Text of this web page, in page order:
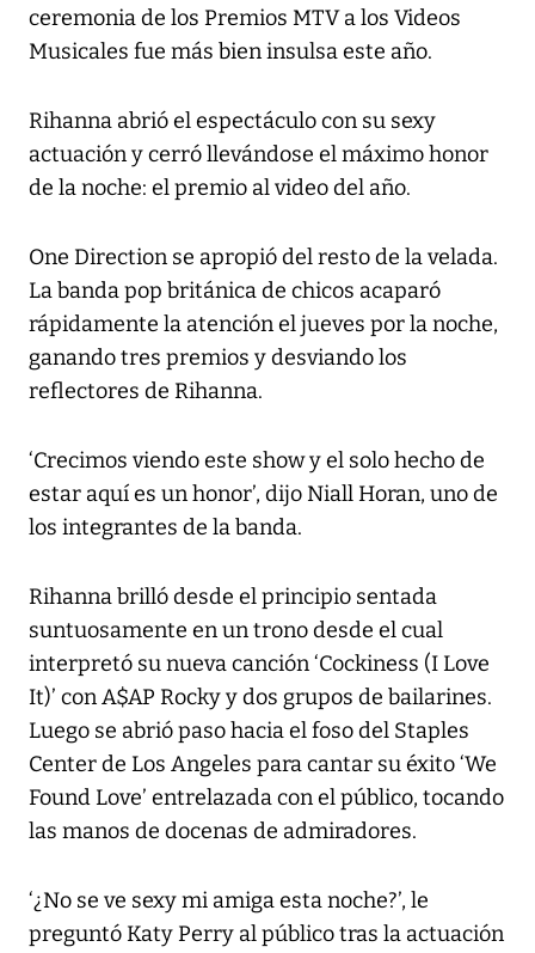
ceremonia de los Premios MTV a los Videos
Musicales fue más bien insulsa este año.
Rihanna abrió el espectáculo con su sexy
actuación y cerró llevándose el máximo honor
de la noche: el premio al video del año.
One Direction se apropió del resto de la velada.
La banda pop británica de chicos acaparó
rápidamente la atención el jueves por la noche,
ganando tres premios y desviando los
reflectores de Rihanna.
‘Crecimos viendo este show y el solo hecho de
estar aquí es un honor’, dijo Niall Horan, uno de
los integrantes de la banda.
Rihanna brilló desde el principio sentada
suntuosamente en un trono desde el cual
interpretó su nueva canción ‘Cockiness (I Love
It)’ con A$AP Rocky y dos grupos de bailarines.
Luego se abrió paso hacia el foso del Staples
Center de Los Angeles para cantar su éxito ‘We
Found Love’ entrelazada con el público, tocando
las manos de docenas de admiradores.
‘¿No se ve sexy mi amiga esta noche?’, le
preguntó Katy Perry al público tras la actuación